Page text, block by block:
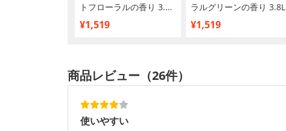
トフローラルの香り 3.8
Ｌ
¥1,519
ラルグリーンの香り 3.8L
¥1,519
商品レビュー（26件）
使いやすい